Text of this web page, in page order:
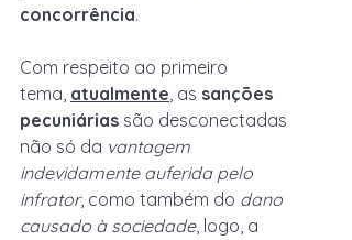
concorrência.
Com respeito ao primeiro
tema, atualmente, as sanções
pecuniárias são desconectadas
não só da vantagem
indevidamente auferida pelo
infrator, como também do dano
causado à sociedade, logo, a